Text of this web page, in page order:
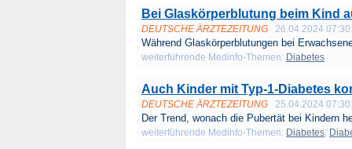
Bei Glaskörperblutung beim Kind
DEUTSCHE ÄRZTEZEITUNG 26.04.2024
Während Glaskörperblutungen bei
weiterführende Medinfo-Themen: Diabetes
Auch Kinder mit Typ-1-Diabetes
DEUTSCHE ÄRZTEZEITUNG 25.04.2024
Der Trend, wonach die Pubertät bei Kindern
weiterführende Medinfo-Themen: Diabetes;